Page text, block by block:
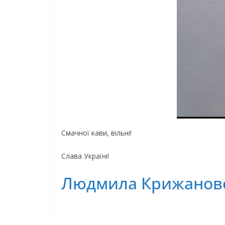
Смaчнoї кaви, вiльнi!
Слaвa Укpaїнi!
Людмила